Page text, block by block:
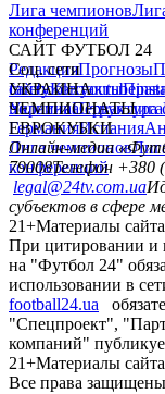
Лига чемпионов
конференций
САЙТ ФУТБОЛ 24
РедакцияПрогнозы
сайтуКонтакты
политикаСтруктура
Соц. сети
facebookxyoutube
УКРАИНА
УкраинаПервая лига
ЧЕМПИОНАТЫ
ГерманияИспания
ЕВРОКУБКИ
Лига чемпионов
конференций
Онлайн-медиа
79008Телефон +380
legal@24tv.com.ua
субъектов в сфере
21+Материалы
При цитировании и
на "Футбол 24"
использовании в
football24.ua
"Спецпроект",
компаний"
21+Материалы
Все права